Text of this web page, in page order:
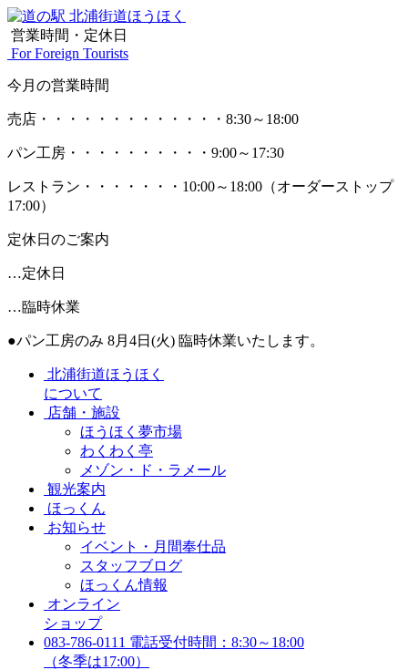
営業時間・定休日
For Foreign Tourists
今月の営業時間
売店 ・・・・・・・・・・・・・ 8:30～18:00
パン工房 ・・・・・・・・・・ 9:00～17:30
レストラン ・・・・・・・ 10:00～18:00 （オーダーストップ
17:00）
定休日のご案内
…定休日
…臨時休業
●パン工房のみ 8月4日(火) 臨時休業いたします。
北浦街道ほうほく
について
店舗・施設
ほうほく夢市場
わくわく亭
メゾン・ド・ラメール
観光案内
ほっくん
お知らせ
イベント・月間奉仕品
スタッフブログ
ほっくん情報
オンライン
ショップ
083-786-0111 電話受付時間：8:30～18:00
（冬季は17:00）